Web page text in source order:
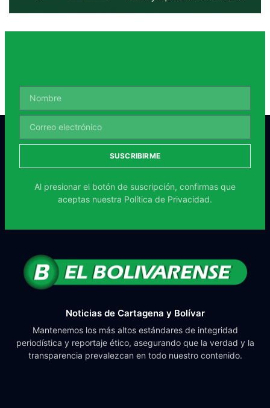
SUSCRIBIRME
Al presionar el botón de suscripción, confirmas que
aceptas nuestra Política de Privacidad.
Noticias de Cartagena y Bolívar
Mantenemos los más altos estándares de integridad
periodística y reportaje ético, asegurando que la verdad y la
transparencia prevalezcan en todo nuestro contenido.